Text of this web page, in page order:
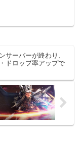
す。ま...
ーバーが終わり、
ドロップ率アップで